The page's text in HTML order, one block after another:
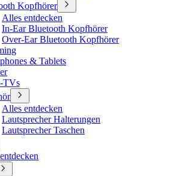
Kopfhörer
Alles entdecken
In-Ear Bluetooth Kopfhörer
Over-Ear Bluetooth Kopfhörer
& Tablets
TVs
Alles entdecken
Lautsprecher Halterungen
Lautsprecher Taschen